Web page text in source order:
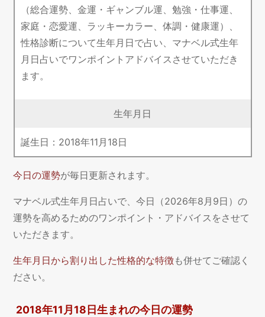
（総合運勢、金運・ギャンブル運、勉強・仕事運、
家庭・恋愛運、ラッキーカラー、体調・健康運）、
性格診断について生年月日で占い、マナベル式生年
月日占いでワンポイントアドバイスさせていただき
ます。
生年月日
誕生日： 2018年11 月 18日
今日の運勢が毎日更新されます。
マナベル式生年月日占いで、今日（2026年8月9日）の
運勢を高めるためのワンポイント・アドバイスをさせて
いただきます。
生年月日から割り出した性格的な特徴も併せてご確認く
ださい。
2018年11月18日生まれの今日の運勢